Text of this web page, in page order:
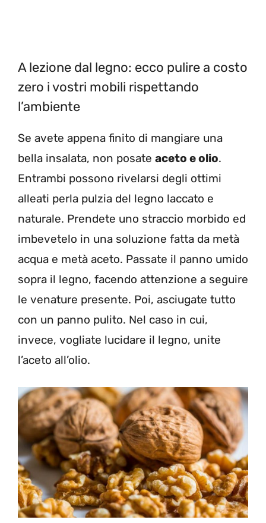
A lezione dal legno: ecco pulire a costo
zero i vostri mobili rispettando
l’ambiente
Se avete appena finito di mangiare una
bella insalata, non posate aceto e olio.
Entrambi possono rivelarsi degli ottimi
alleati perla pulzia del legno laccato e
naturale. Prendete uno straccio morbido ed
imbevetelo in una soluzione fatta da metà
acqua e metà aceto. Passate il panno umido
sopra il legno, facendo attenzione a seguire
le venature presente. Poi, asciugate tutto
con un panno pulito. Nel caso in cui,
invece, vogliate lucidare il legno, unite
l’aceto all’olio.